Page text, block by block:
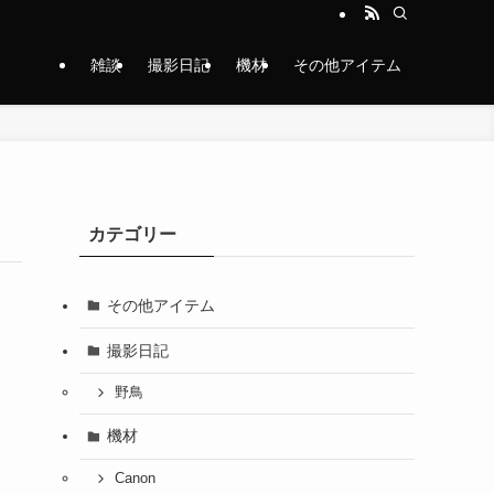
雑談 撮影日記 機材 その他アイテム
カテゴリー
その他アイテム
撮影日記
野鳥
機材
Canon